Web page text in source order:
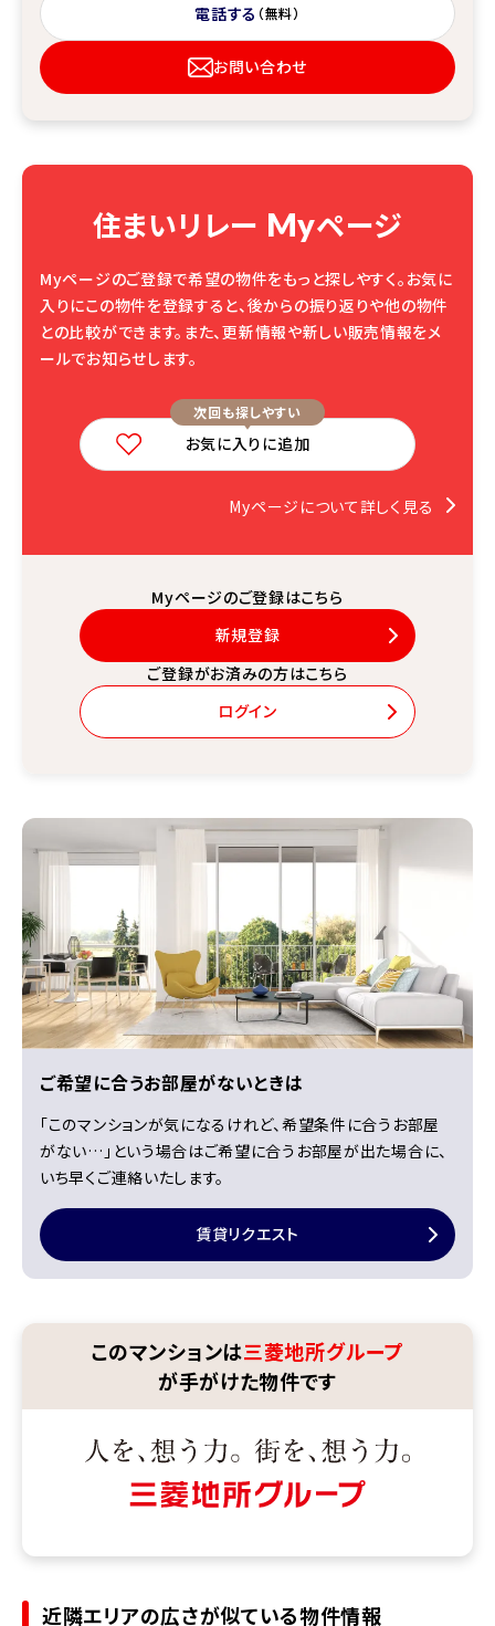
電話する （無料）
お問い合わせ
住まいリレー Myページ
Myページのご登録で希望の物件をもっと探しやすく。 お気に
入りにこの物件を登録すると、後からの振り返りや他の物件
との比較ができます。 また、更新情報や新しい販売情報をメ
ールでお知らせします。
次回も探しやすい
お気に入りに追加
Myページについて詳しく見る
ご登録がお済みの方はこちら
ログイン
Myページのご登録はこちら
新規登録
ご希望に合うお部屋がないときは
「このマンションが気になるけれど、希望条件に合うお部屋
がない…」という場合はご希望に合うお部屋が出た場合に、
いち早くご連絡いたします。
賃貸リクエスト
このマンションは三菱地所グループ
が手がけた物件です
近隣エリアの広さが似ている物件情報